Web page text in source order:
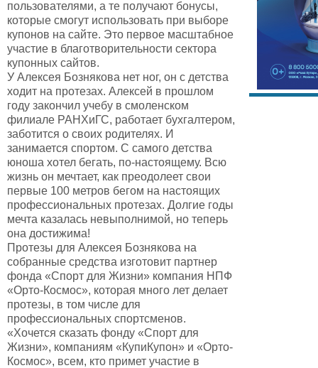
пользователями, а те получают бонусы,
которые смогут использовать при выборе
купонов на сайте. Это первое масштабное
участие в благотворительности сектора
купонных сайтов.
У Алексея Бознякова нет ног, он с детства
ходит на протезах. Алексей в прошлом
году закончил учебу в смоленском
филиале РАНХиГС, работает бухгалтером,
заботится о своих родителях. И
занимается спортом. С самого детства
юноша хотел бегать, по-настоящему. Всю
жизнь он мечтает, как преодолеет свои
первые 100 метров бегом на настоящих
профессиональных протезах. Долгие годы
мечта казалась невыполнимой, но теперь
она достижима!
Протезы для Алексея Бознякова на
собранные средства изготовит партнер
фонда «Спорт для Жизни» компания НПФ
«Орто-Космос», которая много лет делает
протезы, в том числе для
профессиональных спортсменов.
«Хочется сказать фонду «Спорт для
Жизни», компаниям «КупиКупон» и «Орто-
Космос», всем, кто примет участие в